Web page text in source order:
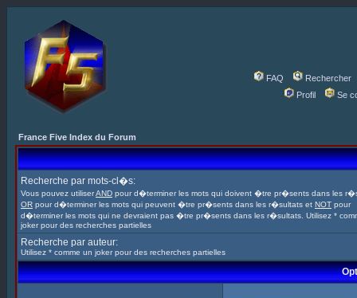
FAQ
Rechercher
Profil
Se
France Five Index du Forum
Recherche par mots-cl�s:
Vous pouvez utiliserAND pour d�terminer les mots qui doivent �tre pr�sents dans les
OR pour d�terminer les mots qui peuvent �tre pr�sents dans les r�sultats et NOT pour
d�terminer les mots qui ne devraient pas �tre pr�sents dans les r�sultats. Utilisez *
joker pour des recherches partielles
Recherche par auteur:
Utilisez * comme un joker pour des recherches partielles